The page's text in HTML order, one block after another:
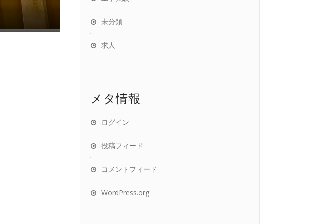
未分類
求人
メタ情報
ログイン
投稿フィード
コメントフィード
WordPress.org